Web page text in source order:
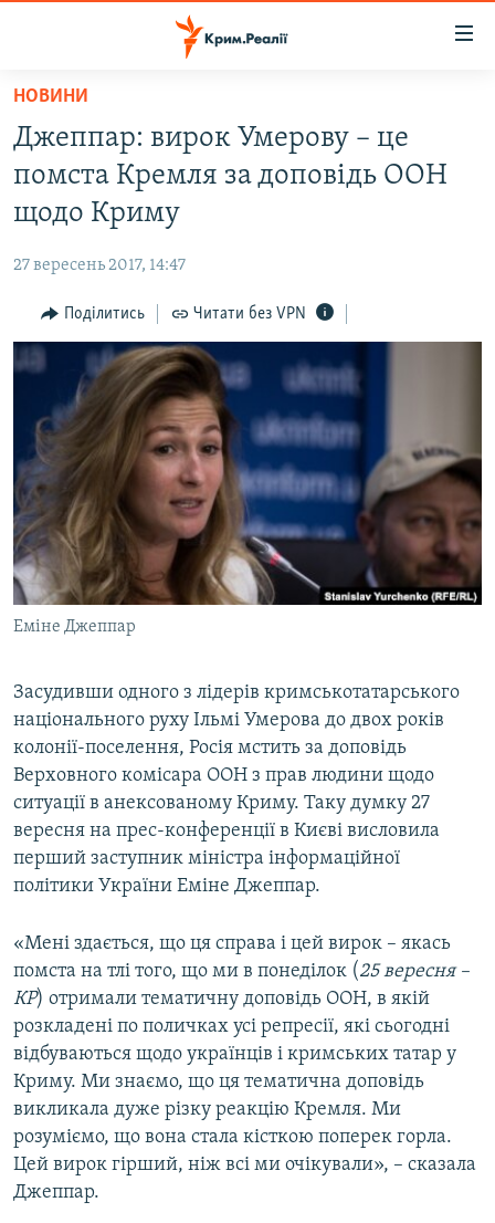
Перейти
основного
матеріалу
до
основної
навігації
Перейти
до
пошуку
ВОДА.КРИМ
ВІДЕО ТА ФОТО
БЛОГИ
ПОГЛЯД
ІНТЕРВ'Ю
ВСЕ ЗА ДЕНЬ
СПЕЦПРОЕКТИ
ДЕПОРТАЦІЯ
ВІДЕОУРОКИ «ELIFBE»
СВІДЧЕННЯ ОКУПАЦІЇ
УКРАЇНСЬКА ПРОБЛЕМА КРИМУ
ІНФОГРАФІКА
ЯК ОБІЙТИ БЛОКУВАННЯ
Русский
Qırımtatar
ДОЛУЧАЙСЯ!
Усі сайти RFE/RL
НОВИНИ
Джеппар: вирок Умерову – це
помста Кремля за доповідь ООН
щодо Криму
27 вересень 2017, 14:47
Поділитись Читати без VPN
Еміне Джеппар
Засудивши одного з лідерів кримськотатарського
національного руху Ільмі Умерова до двох років
колонії-поселення, Росія мстить за доповідь
Верховного комісара ООН з прав людини щодо
ситуації в анексованому Криму. Таку думку 27
вересня на прес-конференції в Києві висловила
перший заступник міністра інформаційної
політики України Еміне Джеппар.
«Мені здається, що ця справа і цей вирок – якась
помста на тлі того, що ми в понеділок (25 вересня –
КР) отримали тематичну доповідь ООН, в якій
розкладені по поличках усі репресії, які сьогодні
відбуваються щодо українців і кримських татар у
Криму. Ми знаємо, що ця тематична доповідь
викликала дуже різку реакцію Кремля. Ми
розуміємо, що вона стала кісткою поперек горла.
Цей вирок гірший, ніж всі ми очікували», – сказала
Джеппар.